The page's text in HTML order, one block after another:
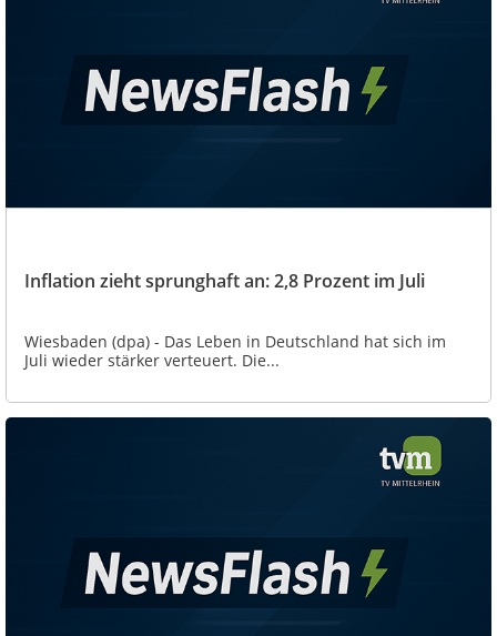
Inflation zieht sprunghaft an: 2,8 Prozent im Juli
Wiesbaden (dpa) - Das Leben in Deutschland hat sich im
Juli wieder stärker verteuert. Die...